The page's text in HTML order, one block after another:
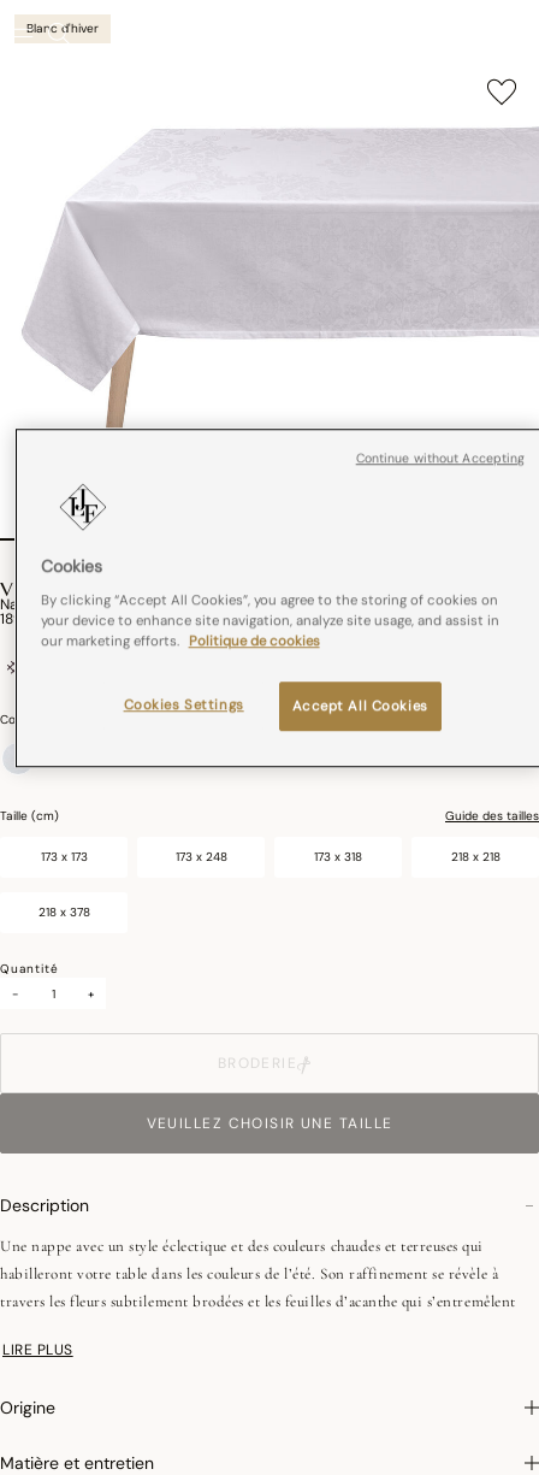
Blanc d'hiver
VOYAGE ICONIQUE
Nappe Voyage Iconique Coton
189,00 €
Couleurs :
Taille (cm) Guide des tailles
173 x 173 173 x 248 173 x 318 218 x 218
218 x 378
Quantité
-
+
BRODERIE
VEUILLEZ CHOISIR UNE TAILLE
Description
Une nappe avec un style éclectique et des couleurs chaudes et terreuses qui
habilleront votre table dans les couleurs de l’été. Son raffinement se révèle à
travers les fleurs subtilement brodées et les feuilles d’acanthe qui s’entremêlent
le motif est inspiré par la céramique avec une délicatesse proche de la dentelle qui
Coins onglets - 2,5 cm
LIRE PLUS
Origine
Matière et entretien
Cookies
By clicking “Accept All Cookies”, you agree to the storing of cookies on
your device to enhance site navigation, analyze site usage, and assist in
our marketing efforts. Politique de cookies
Accept All Cookies
Cookies Settings
Continue without Accepting